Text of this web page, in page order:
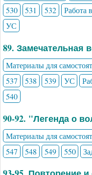
530
531 532 Работа
УС
89. Замечательная
Материалы для
537
538 539 УС
540
90-92. "Легенда о
Материалы для
547
548 549 550